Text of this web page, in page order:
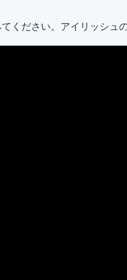
ください。アイリッシュ